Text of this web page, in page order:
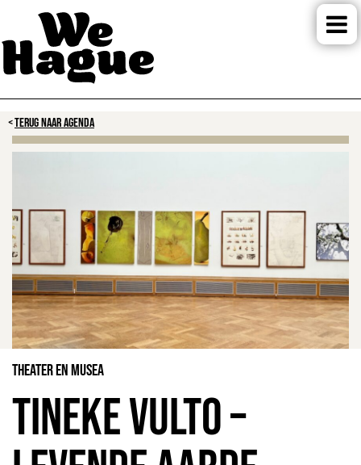
TERUG NAAR AGENDA
Theater en Musea
Tineke Vulto –